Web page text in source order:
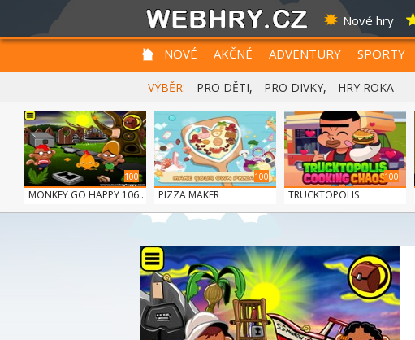
Nové hry
NOVÉ AKČNÉ ADVENTURY SPORTY
VÝBĚR: PRO DĚTI, PRO DIVKY, HRY ROKA
100
MONKEY GO HAPPY 106...
100
PIZZA MAKER
100
TRUCKTOPOLIS
100
GUNS & BOTTLES